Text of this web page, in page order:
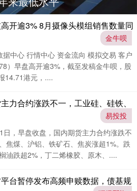
开逾3% 8月摄像头模组销售数量同
金牛呗
中心 行情中心 资金流向 模拟交易 客户
）早盘高开逾3%，截至发稿金牛呗，股
14.71港元，....
力合约涨跌不一，工业硅、硅铁、
易投投
日，早盘收盘，国内期货主力合约涨跌不
焦煤、沪铝、铁矿石、焦炭涨超1%。跌
油跌超2%，丁二烯橡胶、原木、....
台暂停发布高频申赎数据，债基规